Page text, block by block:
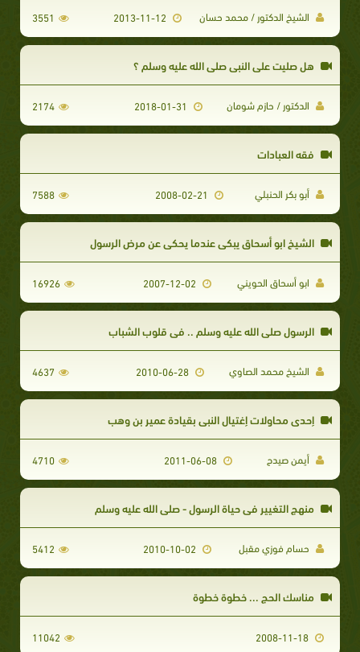
الشيخ الدكتور / محمد حسان 3551
هل صليت على النبي صلى الله عليه وسلم ؟
الدكتور / حازم شومان 2174
فقه العبادات
أبو بكر الحنبلي 7588
الشيخ ابو أسحاق يبكي عندما يحكي عن مرض الرسول
ابو أسحاق الحويني 16926
الرسول صلى الله عليه وسلم .. في قلوب الشباب
الشيخ محمد الصاوي 4637
إحدى محاولات إغتيال النبى بقيادة عمير بن وهب
أيمن صيدح 4710
منهج التغيير فى حياة الرسول - صلى الله عليه وسلم
حسام فوزي مقبل 5412
مناسك الحج ... خطوة خطوة
11042